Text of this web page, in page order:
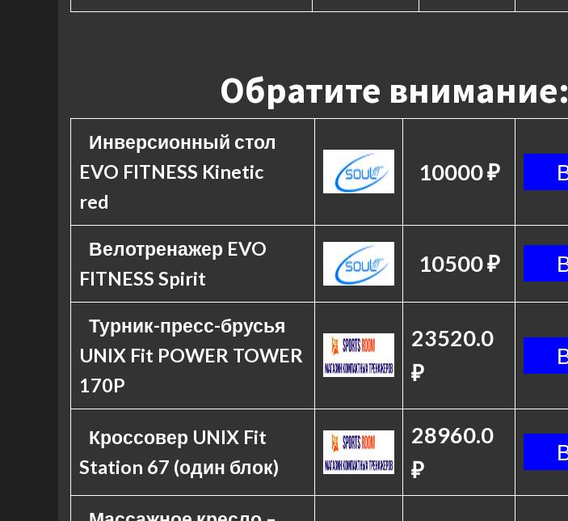
Обратите внимание:
Инверсионный стол
EVO FITNESS Kinetic
red
10000 ₽
Велотренажер EVO
FITNESS Spirit
10500 ₽
Турник-пресс-брусья
UNIX Fit POWER TOWER
170P
23520.0
₽
Кроссовер UNIX Fit
Station 67 (один блок)
28960.0
₽